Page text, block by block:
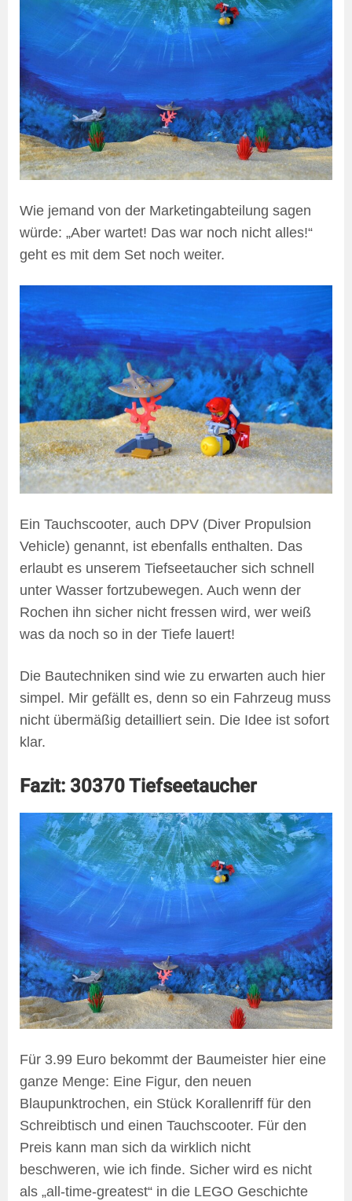
Wie jemand von der Marketingabteilung sagen
würde: „Aber wartet! Das war noch nicht alles!“
geht es mit dem Set noch weiter.
Ein Tauchscooter, auch DPV (Diver Propulsion
Vehicle) genannt, ist ebenfalls enthalten. Das
erlaubt es unserem Tiefseetaucher sich schnell
unter Wasser fortzubewegen. Auch wenn der
Rochen ihn sicher nicht fressen wird, wer weiß
was da noch so in der Tiefe lauert!
Die Bautechniken sind wie zu erwarten auch hier
simpel. Mir gefällt es, denn so ein Fahrzeug muss
nicht übermäßig detailliert sein. Die Idee ist sofort
klar.
Fazit: 30370 Tiefseetaucher
Für 3.99 Euro bekommt der Baumeister hier eine
ganze Menge: Eine Figur, den neuen
Blaupunktrochen, ein Stück Korallenriff für den
Schreibtisch und einen Tauchscooter. Für den
Preis kann man sich da wirklich nicht
beschweren, wie ich finde. Sicher wird es nicht
als „all-time-greatest“ in die LEGO Geschichte